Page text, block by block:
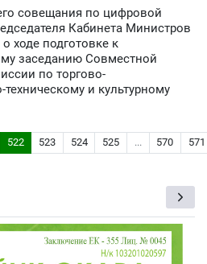
совещания по цифровой
Кабинета Министров
ходе подготовке к
заседанию Совместной
по торгово-
и культурному
522 523 524 525 ... 570 571